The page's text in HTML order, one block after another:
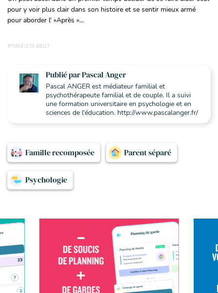
pour y voir plus clair dans son histoire et se sentir mieux armé
pour aborder l' »Après »…
@PUBLIÉ LE 29 JUILLET
Publié par Pascal Anger
Pascal ANGER est médiateur familial et
psychothérapeute familial et de couple. Il a suivi
une formation universitaire en psychologie et en
sciences de l'éducation. http://www.pascalanger.fr/
Famille recomposée Parent séparé
Psychologie